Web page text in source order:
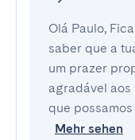
Olá Paulo,
saber que a
um prazer
agradável aos
que
Mehr sehen